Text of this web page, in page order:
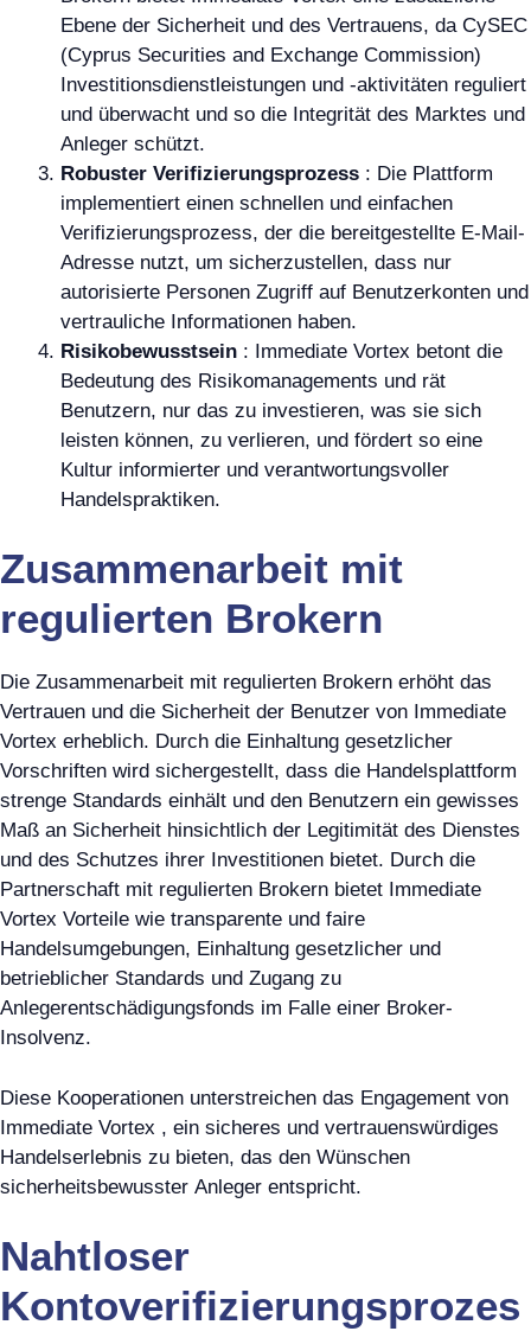
Ebene der Sicherheit und des Vertrauens, da CySEC
(Cyprus Securities and Exchange Commission)
Investitionsdienstleistungen und -aktivitäten reguliert
und überwacht und so die Integrität des Marktes und
Anleger schützt.
Robuster Verifizierungsprozess : Die Plattform
implementiert einen schnellen und einfachen
Verifizierungsprozess, der die bereitgestellte E-Mail-
Adresse nutzt, um sicherzustellen, dass nur
autorisierte Personen Zugriff auf Benutzerkonten und
vertrauliche Informationen haben.
Risikobewusstsein : Immediate Vortex betont die
Bedeutung des Risikomanagements und rät
Benutzern, nur das zu investieren, was sie sich
leisten können, zu verlieren, und fördert so eine
Kultur informierter und verantwortungsvoller
Handelspraktiken.
Zusammenarbeit mit
regulierten Brokern
Die Zusammenarbeit mit regulierten Brokern erhöht das
Vertrauen und die Sicherheit der Benutzer von Immediate
Vortex erheblich. Durch die Einhaltung gesetzlicher
Vorschriften wird sichergestellt, dass die Handelsplattform
strenge Standards einhält und den Benutzern ein gewisses
Maß an Sicherheit hinsichtlich der Legitimität des Dienstes
und des Schutzes ihrer Investitionen bietet. Durch die
Partnerschaft mit regulierten Brokern bietet Immediate
Vortex Vorteile wie transparente und faire
Handelsumgebungen, Einhaltung gesetzlicher und
betrieblicher Standards und Zugang zu
Anlegerentschädigungsfonds im Falle einer Broker-
Insolvenz.
Diese Kooperationen unterstreichen das Engagement von
Immediate Vortex , ein sicheres und vertrauenswürdiges
Handelserlebnis zu bieten, das den Wünschen
sicherheitsbewusster Anleger entspricht.
Nahtloser
Kontoverifizierungsprozes